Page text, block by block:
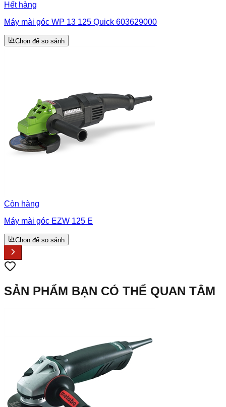
Hết hàng
Máy mài góc WP 13 125 Quick 603629000
Chọn để so sánh
Còn hàng
Máy mài góc EZW 125 E
Chọn để so sánh
SẢN PHẨM BẠN CÓ THỂ QUAN TÂM